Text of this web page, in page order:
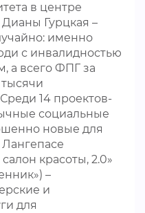
в центре
Гурцкая –
именно
с инвалидностью
а всего ФПГ за
14 проектов-
социальные
новые для
красоты, 2.0»
–
и
для